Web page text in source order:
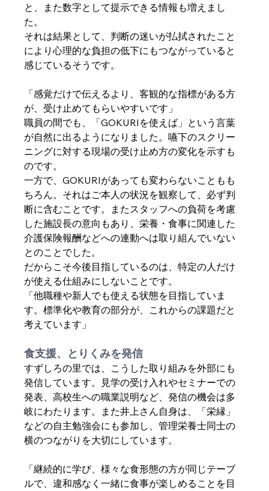
と、また数字として提示できる情報も増えまし
た。
それは結果として、判断の迷いが払拭されたこと
により心理的な負担の低下にもつながっていると
感じているそうです。
「感覚だけで伝えるより、客観的な指標がある方
が、受け止めてもらいやすいです」
職員の間でも、「GOKURIを使えば」という言葉
が自然に出るようになりました。嚥下のスクリー
ニングに対する現場の受け止め方の変化を示すも
のです。
一方で、GOKURIがあっても変わらないこともも
ちろん。それはご本人の状況を観察して、必ず判
断に含むことです。またスタッフへの負荷を考慮
した施設長の意向もあり、栄養・食事に関連した
介護保険報酬などへの連動へは取り組んでいない
とのことでした。
だからこそ今後目指しているのは、特定の人だけ
が使える仕組みにしないことです。
「他職種や新人でも使える状態を目指していま
す。標準化や教育の部分が、これからの課題だと
考えています」
食支援、とりくみを発信
すずしろの里では、こうした取り組みを外部にも
発信しています。見学の受け入れやセミナーでの
発表、高校生への職業説明など、発信の機会は多
岐にわたります。また井上さん自身は、「栄縁」
などの自主勉強会にも参加し、管理栄養士同士の
横のつながりを大切にしています。
「継続的に学び、様々な食形態の方が同じテーブ
ルで、違和感なく一緒に食事が楽しめることを目